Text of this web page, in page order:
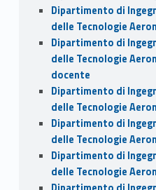
Dipartimento di
delle Tecnologie
Dipartimento di
delle Tecnologie
docente
Dipartimento di
delle Tecnologie
Dipartimento di
delle Tecnologie
Dipartimento di
delle Tecnologie